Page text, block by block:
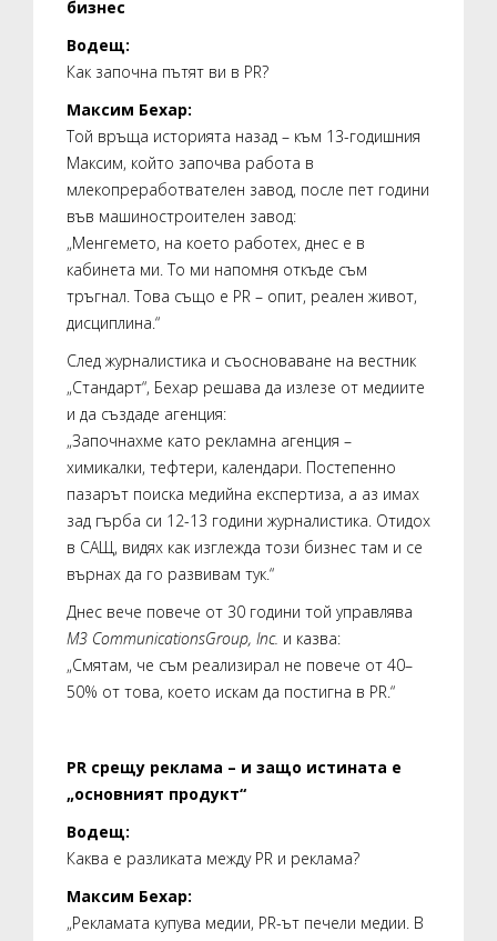
бизнес
Водещ:
Как започна пътят ви в PR?
Максим Бехар:
Той връща историята назад – към 13-годишния
Максим, който започва работа в
млекопреработвателен завод, после пет години
във машиностроителен завод:
„Менгемето, на което работех, днес е в
кабинета ми. То ми напомня откъде съм
тръгнал. Това също е PR – опит, реален живот,
дисциплина.“
След журналистика и съосноваване на вестник
„Стандарт“, Бехар решава да излезе от медиите
и да създаде агенция:
„Започнахме като рекламна агенция –
химикалки, тефтери, календари. Постепенно
пазарът поиска медийна експертиза, а аз имах
зад гърба си 12-13 години журналистика. Отидох
в САЩ, видях как изглежда този бизнес там и се
върнах да го развивам тук.“
Днес вече повече от 30 години той управлява
M3 CommunicationsGroup, Inc. и казва:
„Смятам, че съм реализирал не повече от 40–
50% от това, което искам да постигна в PR.“
PR срещу реклама – и защо истината е
„основният продукт“
Водещ:
Каква е разликата между PR и реклама?
Максим Бехар:
„Рекламата купува медии, PR-ът печели медии. В